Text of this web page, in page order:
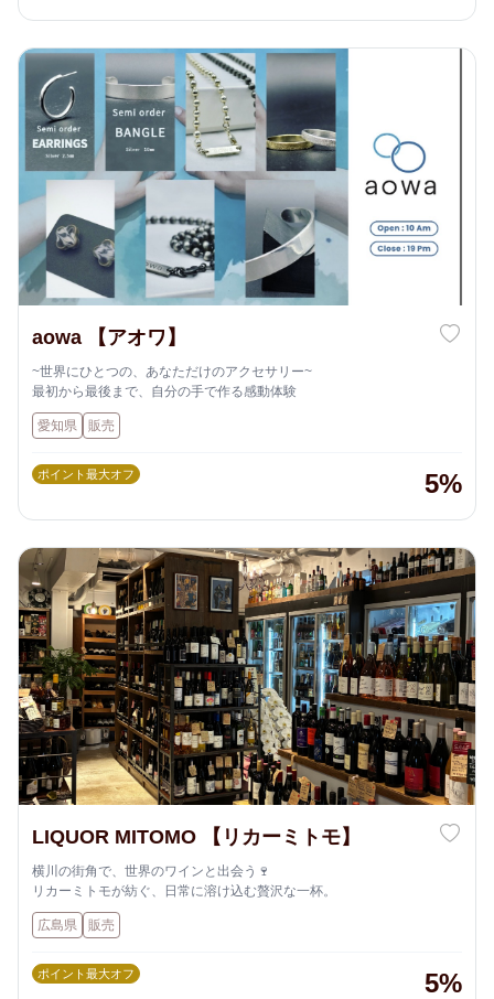
aowa 【アオワ】
~世界にひとつの、あなただけのアクセサリー~
最初から最後まで、自分の手で作る感動体験
愛知県 販売
ポイント最大オフ 5%
LIQUOR MITOMO 【リカーミトモ】
横川の街角で、世界のワインと出会う🍷
リカーミトモが紡ぐ、日常に溶け込む贅沢な一杯。
広島県 販売
ポイント最大オフ 5%